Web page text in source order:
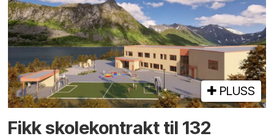
PLUSS
Fikk skole­kontrakt til 132